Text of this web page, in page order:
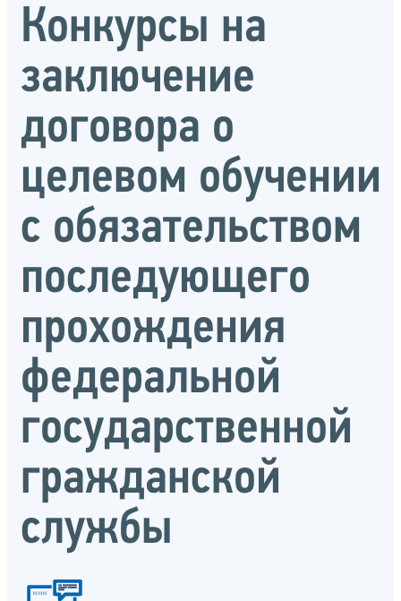
Конкурсы на
заключение
договора о
целевом обучении
с обязательством
последующего
прохождения
федеральной
государственной
гражданской
службы